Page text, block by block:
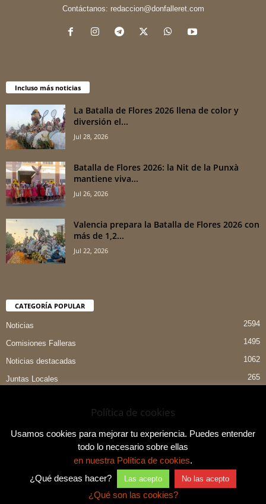
Contáctanos: redaccion@donfalleret.com
Incluso más noticias
La Batalla de Flores 2026 llena de color y
diversión el...
Jul 28, 2026
Batalla de Flores 2026: la Nit de la Punxà
mantiene viva...
Jul 26, 2026
Valencia prepara la Batalla de Flores 2026 con
más de 1,2...
Jul 22, 2026
CATEGORÍA POPULAR
Noticias 2594
Comisiones Falleras 1495
Noticias destacadas 1062
Juntas Locales 265
Indumentaria Valenciana 84
Aviso legal y política de privacidad
Contacto
Política de cookies
Usamos cookies para mejorar tu experiencia. Puedes entender
todo lo necesario sobre ellas
en nuestra Política de cookies.
¿Qué deseas hacer?
Las acepto No las acepto
¿Qué son las cookies?